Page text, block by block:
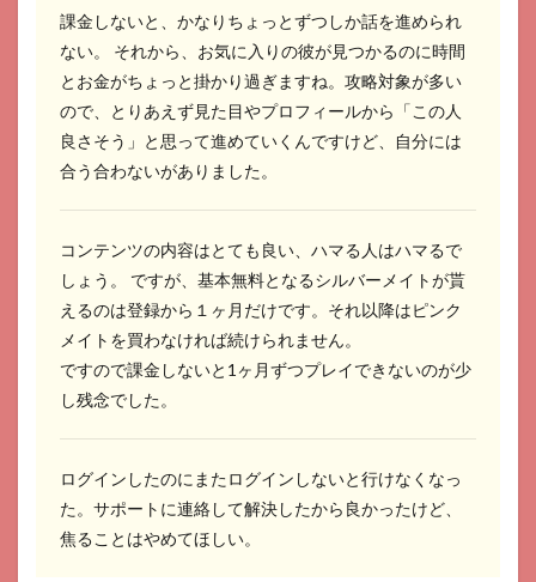
課金しないと、かなりちょっとずつしか話を進められ
ない。 それから、お気に入りの彼が見つかるのに時間
とお金がちょっと掛かり過ぎますね。攻略対象が多い
ので、とりあえず見た目やプロフィールから「この人
良さそう」と思って進めていくんですけど、自分には
合う合わないがありました。
コンテンツの内容はとても良い、ハマる人はハマるで
しょう。 ですが、基本無料となるシルバーメイトが貰
えるのは登録から１ヶ月だけです。それ以降はピンク
メイトを買わなければ続けられません。
ですので課金しないと1ヶ月ずつプレイできないのが少
し残念でした。
ログインしたのにまたログインしないと行けなくなっ
た。サポートに連絡して解決したから良かったけど、
焦ることはやめてほしい。